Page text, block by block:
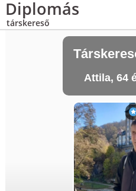
Diplomás
társkereső
Attila, 64